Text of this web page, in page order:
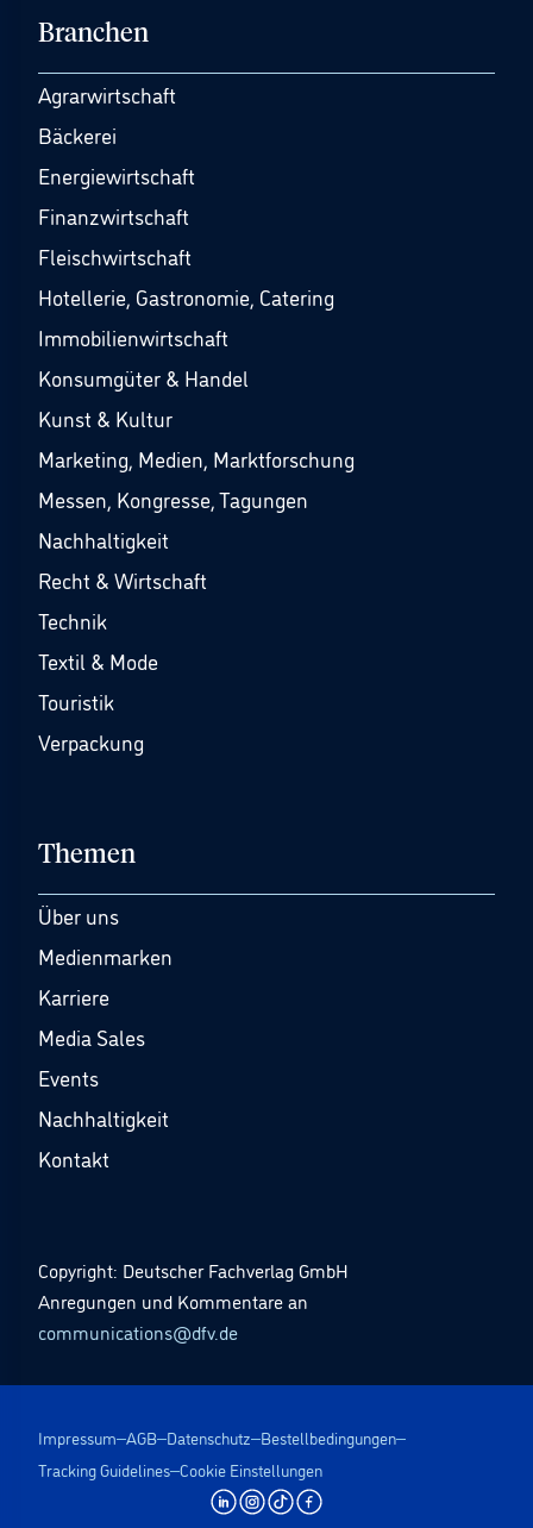
Branchen
Agrarwirtschaft
Bäckerei
Energiewirtschaft
Finanzwirtschaft
Fleischwirtschaft
Hotellerie, Gastronomie, Catering
Immobilienwirtschaft
Konsumgüter & Handel
Kunst & Kultur
Marketing, Medien, Marktforschung
Messen, Kongresse, Tagungen
Nachhaltigkeit
Recht & Wirtschaft
Technik
Textil & Mode
Touristik
Verpackung
Themen
Über uns
Medienmarken
Karriere
Media Sales
Events
Nachhaltigkeit
Kontakt
Copyright: Deutscher Fachverlag GmbH
Anregungen und Kommentare an
communications@dfv.de
Impressum AGB Datenschutz Bestellbedingungen
Tracking Guidelines Cookie Einstellungen